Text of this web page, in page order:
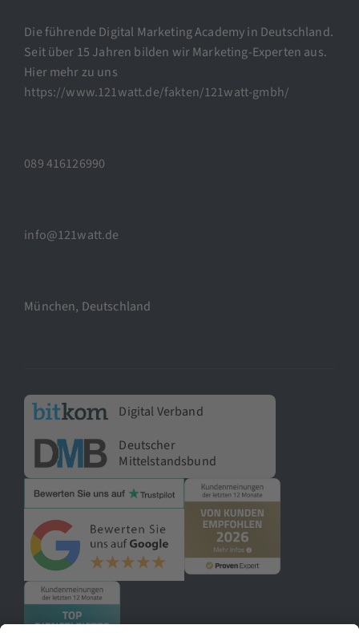
Die führende Digital Marketing Academy in Deutschland.
Seit über 15 Jahren bilden wir Marketing-Experten aus.
Hier mehr zu uns
https://www.121watt.de/fakten/121watt-gmbh/
089 416126990
info@121watt.de
München, Deutschland
Digital Verband
Deutscher
Mittelstandsbund